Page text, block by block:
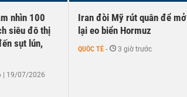
nhìn 100
siêu đô thị
sụt lún,
| 19/07/2026
Iran đòi Mỹ rút quân để mở
lại eo biển Hormuz
QUỐC TẾ - 3 giờ trước